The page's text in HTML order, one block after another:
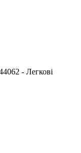
- Легкові